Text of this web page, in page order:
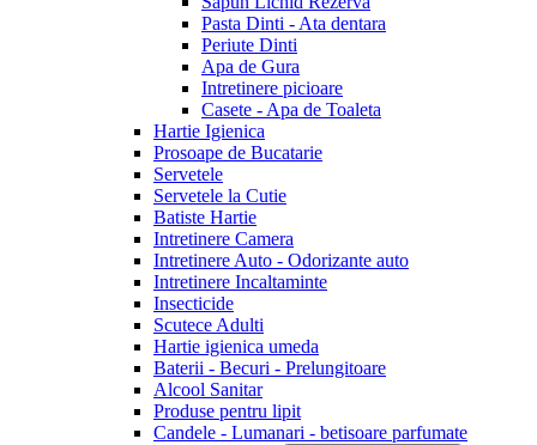
Pasta Dinti - Ata dentara
Periute Dinti
Apa de Gura
Intretinere picioare
Casete - Apa de Toaleta
Hartie Igienica
Prosoape de Bucatarie
Servetele
Servetele la Cutie
Batiste Hartie
Intretinere Camera
Intretinere Auto - Odorizante auto
Intretinere Incaltaminte
Insecticide
Scutece Adulti
Hartie igienica umeda
Baterii - Becuri - Prelungitoare
Alcool Sanitar
Produse pentru lipit
Candele - Lumanari - betisoare parfumate